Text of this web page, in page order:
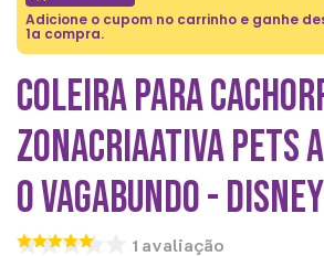
Adicione o cupom no carrinho e ganhe
1a compra.
COLEIRA PARA
ZONACRIAATIVA PETS
O VAGABUNDO - DISNEY
1 avaliação